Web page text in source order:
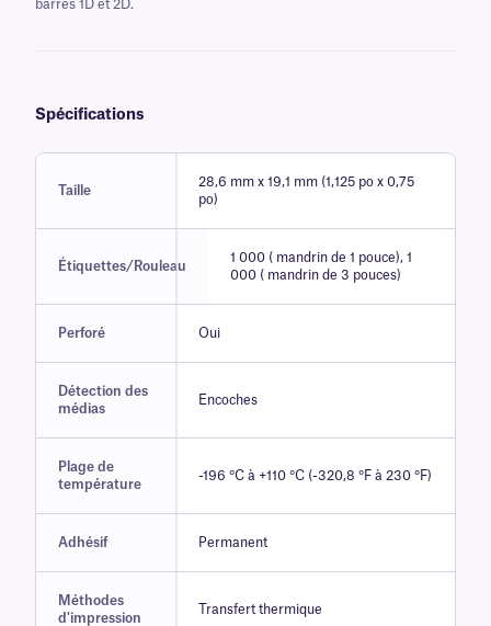
barres 1D et 2D.
Spécifications
Taille
28,6 mm x 19,1 mm (1,125 po x 0,75
po)
Étiquettes/Rouleau
1 000 ( mandrin de 1 pouce), 1
000 ( mandrin de 3 pouces)
Perforé Oui
Détection des
médias
Encoches
Plage de
température
-196 °C à +110 °C (-320,8 °F à 230 °F)
Adhésif Permanent
Méthodes
d'impression
Transfert thermique